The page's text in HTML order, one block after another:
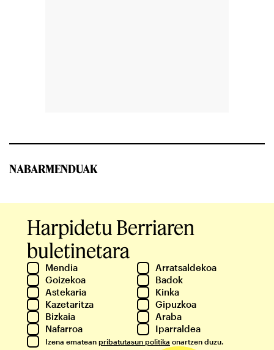
NABARMENDUAK
Harpidetu Berriaren
buletinetara
Mendia
Arratsaldekoa
Goizekoa
Badok
Astekaria
Kinka
Kazetaritza
Gipuzkoa
Bizkaia
Araba
Nafarroa
Iparraldea
Izena ematean pribatutasun politika onartzen duzu.